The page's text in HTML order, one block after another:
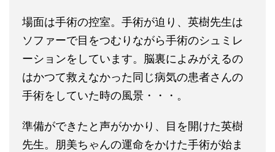
場面は手術の控室。手術が迫り、英樹先生は
ソファーで目をつむりながら手術のシュミレ
ーションをしています。脳裏によみがえるの
はかつて救えなかった同じ病気の患者さんの
手術をしていた時の風景・・・。
準備ができたと声がかかり、目を開けた英樹
先生。朋美ちゃんの運命をかけた手術が始ま